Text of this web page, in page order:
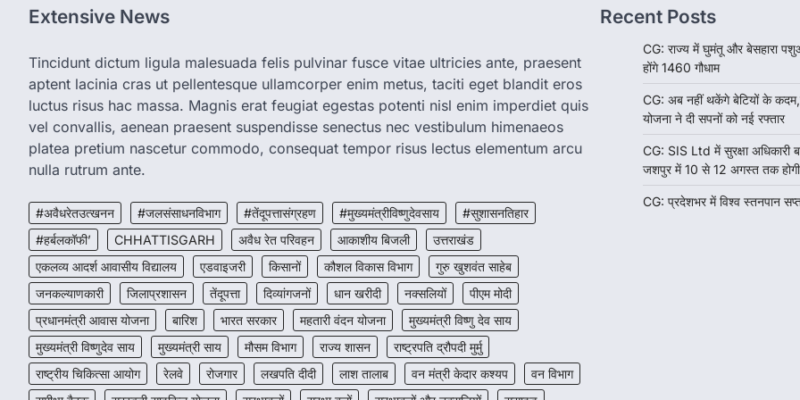
Extensive News
Tincidunt dictum ligula malesuada felis pulvinar fusce vitae ultricies ante, praesent
aptent lacinia cras ut pellentesque ullamcorper enim metus, taciti eget blandit eros
luctus risus hac massa. Magnis erat feugiat egestas potenti nisl enim imperdiet quis
vel convallis, aenean praesent suspendisse senectus nec vestibulum himenaeos
platea pretium nascetur commodo, consequat tempor risus lectus elementum arcu
nulla rutrum ante.
#अवैधरेतउत्खनन #जलसंसाधनविभाग #तेंदूपत्तासंग्रहण #मुख्यमंत्रीविष्णुदेवसाय
#सुशासनतिहार
#हर्बलकॉफी’
CHHATTISGARH अवैध रेत परिवहन आकाशीय बिजली
उत्तराखंड
एकलव्य आदर्श आवासीय विद्यालय
एडवाइजरी किसानों कौशल विकास विभाग
गुरु खुशवंत साहेब
जनकल्याणकारी
जिलाप्रशासन तेंदूपत्ता दिव्यांगजनों धान खरीदी नक्सलियों
पीएम मोदी
प्रधानमंत्री आवास योजना
बारिश भारत सरकार महतारी वंदन योजना
मुख्यमंत्री विष्णु देव साय
मुख्यमंत्री विष्णुदेव साय
मुख्यमंत्री साय मौसम विभाग राज्य शासन
राष्ट्रपति द्रौपदी मुर्मु
राष्ट्रीय चिकित्सा आयोग
रेलवे रोजगार लखपति दीदी लाश तालाब वन मंत्री केदार कश्यप
वन विभाग
Recent Posts
CG: राज्य में घुमंतू और बेसहारा
होंगे 1460 गौधाम
CG: अब नहीं थकेंगे बेटियों के
योजना ने दी सपनों को नई रफ्तार
CG: SIS Ltd में सुरक्षा अधिकारी
जशपुर में 10 से 12 अगस्त तक होगी
CG: प्रदेशभर में विश्व स्तनपान